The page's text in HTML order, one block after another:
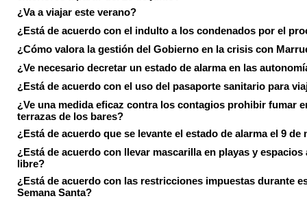
¿Va a viajar este verano?
¿Está de acuerdo con el indulto a los condenados por el
¿Cómo valora la gestión del Gobierno en la crisis con
¿Ve necesario decretar un estado de alarma en las
¿Está de acuerdo con el uso del pasaporte sanitario para
¿Ve una medida eficaz contra los contagios prohibir fumar
terrazas de los bares?
¿Está de acuerdo que se levante el estado de alarma el 9 de
¿Está de acuerdo con llevar mascarilla en playas y espacios
libre?
¿Está de acuerdo con las restricciones impuestas durante
Semana Santa?